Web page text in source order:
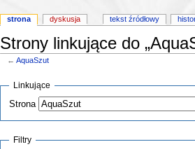
Strony linkujące do
←AquaSzut
Linkujące
Strona
Filtry
strona dyskusja tekst źródłowy